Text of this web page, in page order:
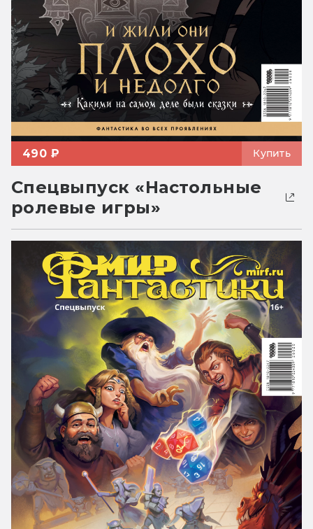
490 ₽ Купить
Спецвыпуск «Настольные
ролевые игры»